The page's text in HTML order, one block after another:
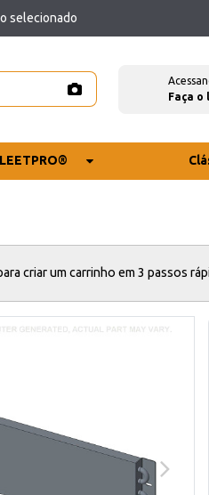
selecionado
Faça o
criar um carrinho em 3 passos